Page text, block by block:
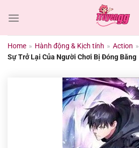
đến
dungHome » Hành động & Kịch tính » Action »
Sự Trở Lại Của Người Chơi Bị Đóng Băng